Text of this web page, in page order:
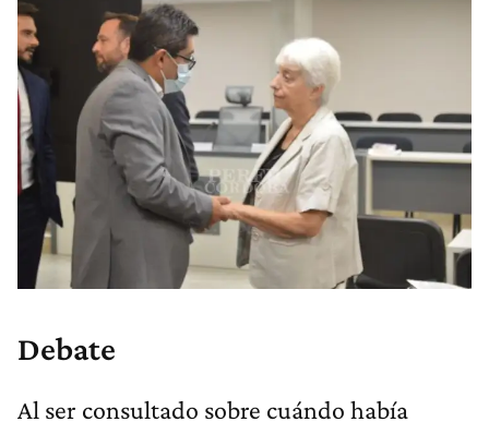
Debate
Al ser consultado sobre cuándo había